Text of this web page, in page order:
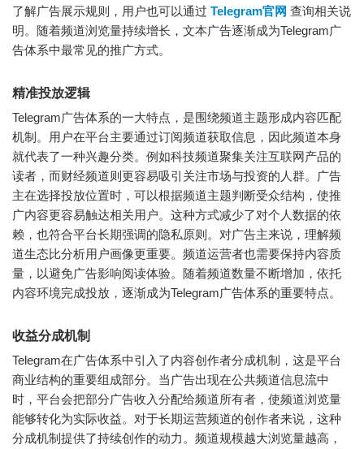
了解广告展示规则，用户也可以通过 Telegram官网 查询相关说
明。随着频道浏览量持续增长，文本广告逐渐成为Telegram广
告体系中最常见的推广方式。
精准投放逻辑
Telegram广告体系的一大特点，是围绕频道主题形成内容匹配
机制。用户在平台主要通过订阅频道获取信息，因此频道本身
就代表了一种兴趣分类。例如科技频道聚集关注互联网产品的
读者，而财经频道则更容易吸引关注市场与投资的人群。广告
主在选择投放位置时，可以根据频道主题判断受众结构，使推
广内容更容易触达相关用户。这种方式减少了对个人数据的依
赖，也符合平台长期强调的隐私原则。对广告主来说，理解频
道生态比分析用户画像更重要。频道运营者也需要保持内容质
量，以避免广告影响阅读体验。随着频道数量不断增加，依托
内容环境完成投放，逐渐成为Telegram广告体系的重要特点。
收益分成机制
Telegram在广告体系中引入了内容创作者分成机制，这是平台
商业结构的重要组成部分。当广告出现在公共频道信息流中
时，平台会把部分广告收入分配给频道所有者，使频道浏览量
能够转化为实际收益。对于长期运营频道的创作者来说，这种
分成机制提供了持续创作的动力。频道规模越大浏览量越高，